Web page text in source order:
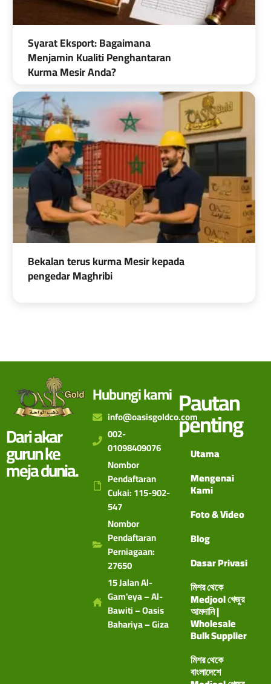
Syarat Eksport: Bagaimana
Menjamin Kualiti Penghantaran
Kurma Mesir Anda?
Bekalan terus kurma Mesir kepada
pengedar Maghribi
Dari akar
gurun ke
meja dunia.
Hubungi kami
info@oasisgoldco.com
002-
01098409076
Nombor
Pendaftaran
Cukai: 115-902-
547
Nombor
Pendaftaran
Perniagaan:
27650
15 Jalan Al-
Gam'eya – Al-
Bawiti – Oasis
Bahariya – Giza
Pautan
penting
Utama
Mengenai
Kami
Foto & Video
Blog
Dasar Privasi
মিশর থেকে
Medjool খেজুর
আমদানি |
Wholesale
Bulk Supplier
মিশর থেকে
বাংলাদেশে